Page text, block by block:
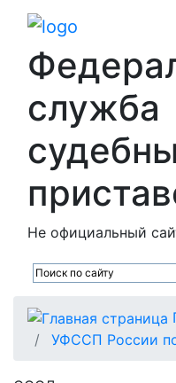
служба
Не официальный
УФССП России